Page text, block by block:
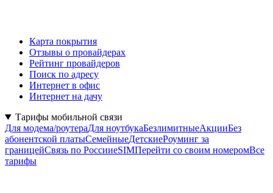
Карта покрытия
Отзывы о провайдерах
Рейтинг провайдеров
Поиск по адресу
Интернет в офис
Интернет на дачу
Тарифы мобильной связи
Для модема/роутераДля ноутбукаБезлимитныеАкцииБез
абонентской платыСемейныеДетскиеРоуминг за
границейСвязь по РоссииeSIMПерейти со своим номеромВсе
тарифы